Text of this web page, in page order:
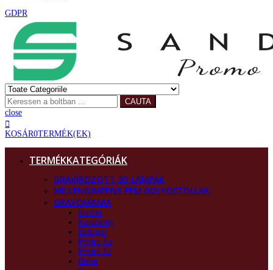
GDPR
CAUTA
close
KOSÁR0TERMÉK(EK)
TERMÉKKATEGÓRIÁK
GRAVÍROZOTT 3D LÁMPÁK
MILLENIUMPENS FEM GOLYOSTOLLAK
GRAVOMANIA
Husvet
Karacsony
Ballagas
Pentru Ea
Pentru El
Birou